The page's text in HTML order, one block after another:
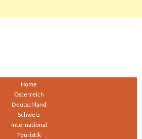
Home
Österreich
Deutschland
Schweiz
International
Touristik